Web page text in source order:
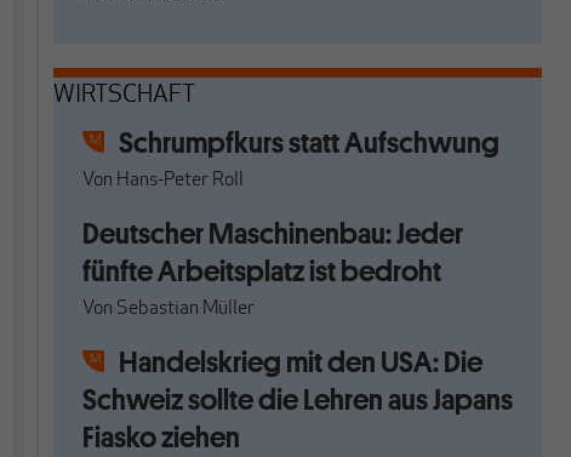
WIRTSCHAFT
Schrumpfkurs statt Aufschwung
Von Hans-Peter Roll
Deutscher Maschinenbau: Jeder
fünfte Arbeitsplatz ist bedroht
Von Sebastian Müller
Handelskrieg mit den USA: Die
Schweiz sollte die Lehren aus Japans
Fiasko ziehen